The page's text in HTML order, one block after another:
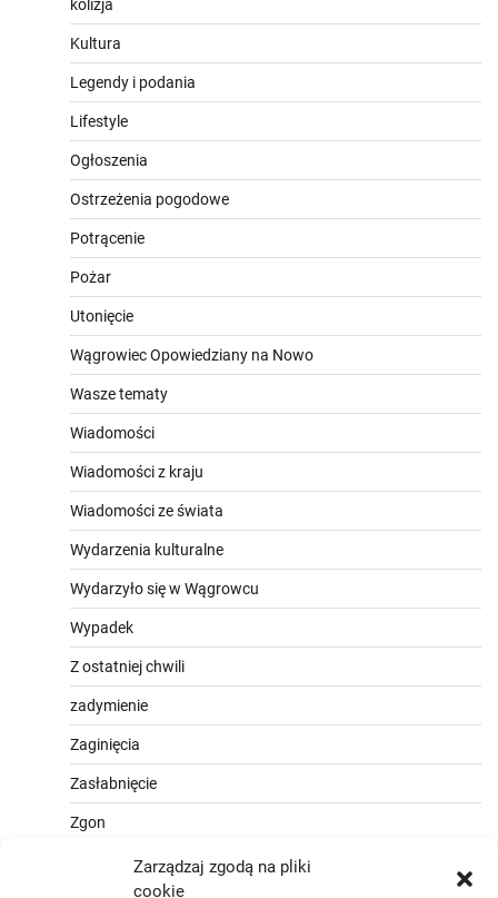
Zarządzaj zgodą na pliki
cookie
kolizja
Kultura
Legendy i podania
Lifestyle
Ogłoszenia
Ostrzeżenia pogodowe
Potrącenie
Pożar
Utonięcie
Wągrowiec Opowiedziany na Nowo
Wasze tematy
Wiadomości
Wiadomości z kraju
Wiadomości ze świata
Wydarzenia kulturalne
Wydarzyło się w Wągrowcu
Wypadek
Z ostatniej chwili
zadymienie
Zaginięcia
Zasłabnięcie
Zgon